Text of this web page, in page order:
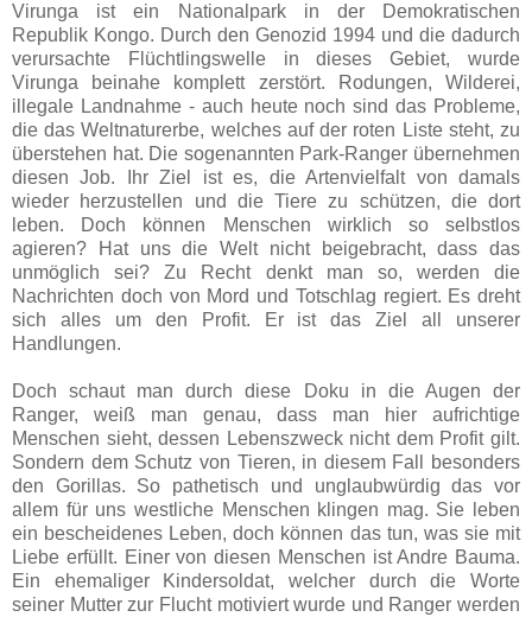
Virunga ist ein Nationalpark in der Demokratischen
Republik Kongo. Durch den Genozid 1994 und die dadurch
verursachte Flüchtlingswelle in dieses Gebiet, wurde
Virunga beinahe komplett zerstört. Rodungen, Wilderei,
illegale Landnahme - auch heute noch sind das Probleme,
die das Weltnaturerbe, welches auf der roten Liste steht, zu
überstehen hat. Die sogenannten Park-Ranger übernehmen
diesen Job. Ihr Ziel ist es, die Artenvielfalt von damals
wieder herzustellen und die Tiere zu schützen, die dort
leben. Doch können Menschen wirklich so selbstlos
agieren? Hat uns die Welt nicht beigebracht, dass das
unmöglich sei? Zu Recht denkt man so, werden die
Nachrichten doch von Mord und Totschlag regiert. Es dreht
sich alles um den Profit. Er ist das Ziel all unserer
Handlungen.
Doch schaut man durch diese Doku in die Augen der
Ranger, weiß man genau, dass man hier aufrichtige
Menschen sieht, dessen Lebenszweck nicht dem Profit gilt.
Sondern dem Schutz von Tieren, in diesem Fall besonders
den Gorillas. So pathetisch und unglaubwürdig das vor
allem für uns westliche Menschen klingen mag. Sie leben
ein bescheidenes Leben, doch können das tun, was sie mit
Liebe erfüllt. Einer von diesen Menschen ist Andre Bauma.
Ein ehemaliger Kindersoldat, welcher durch die Worte
seiner Mutter zur Flucht motiviert wurde und Ranger werden